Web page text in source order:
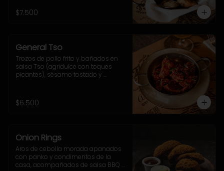
$7.500
General Tso
Trozos de pollo frito y bañados en
salsa Tso (agridulce con toques
picantes), sésamo tostado y
$6.500
Onion Rings
Aros de cebolla morada apanados
con panko y condimentos de la
casa, acompañados de salsa BBQ y